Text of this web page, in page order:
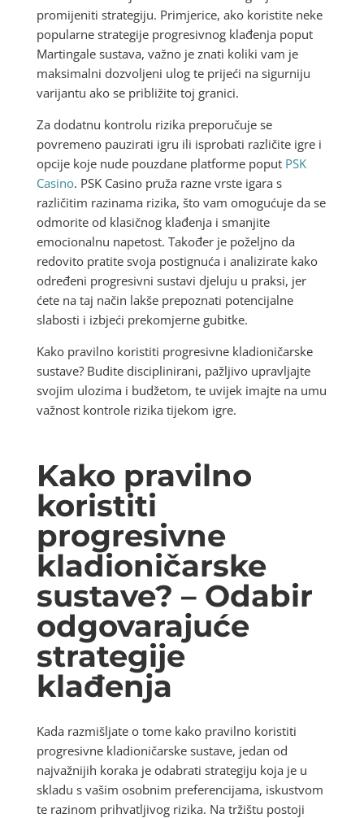
promijeniti strategiju. Primjerice, ako koristite neke
popularne strategije progresivnog klađenja poput
Martingale sustava, važno je znati koliki vam je
maksimalni dozvoljeni ulog te prijeći na sigurniju
varijantu ako se približite toj granici.
Za dodatnu kontrolu rizika preporučuje se
povremeno pauzirati igru ili isprobati različite igre i
opcije koje nude pouzdane platforme poput PSK
Casino. PSK Casino pruža razne vrste igara s
različitim razinama rizika, što vam omogućuje da se
odmorite od klasičnog klađenja i smanjite
emocionalnu napetost. Također je poželjno da
redovito pratite svoja postignuća i analizirate kako
određeni progresivni sustavi djeluju u praksi, jer
ćete na taj način lakše prepoznati potencijalne
slabosti i izbjeći prekomjerne gubitke.
Kako pravilno koristiti progresivne kladioničarske
sustave? Budite disciplinirani, pažljivo upravljajte
svojim ulozima i budžetom, te uvijek imajte na umu
važnost kontrole rizika tijekom igre.
Kako pravilno
koristiti
progresivne
kladioničarske
sustave? – Odabir
odgovarajuće
strategije
klađenja
Kada razmišljate o tome kako pravilno koristiti
progresivne kladioničarske sustave, jedan od
najvažnijih koraka je odabrati strategiju koja je u
skladu s vašim osobnim preferencijama, iskustvom
te razinom prihvatljivog rizika. Na tržištu postoji